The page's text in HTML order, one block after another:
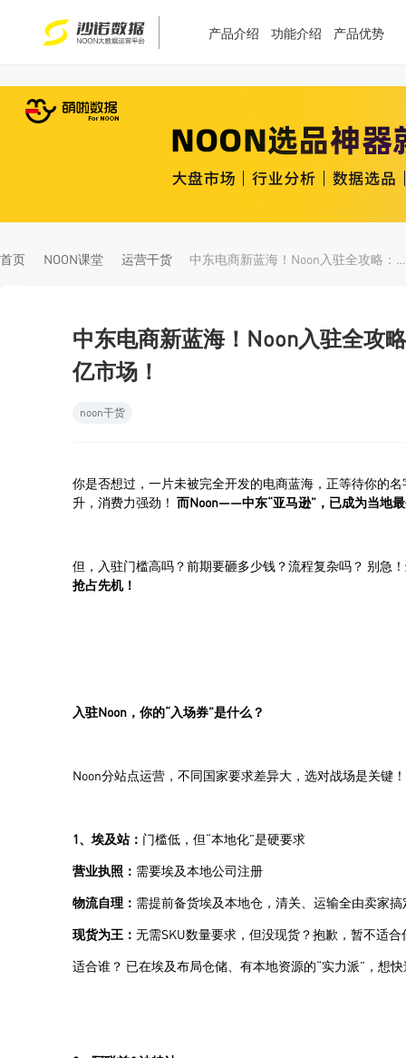
产品介绍 功能介绍 产品优势
首页 NOON课堂 运营干货 中东电商新蓝海！Noon入驻全攻略：零成本入驻，轻松“掘金”百亿市场！
中东电商新蓝海！Noon入驻全攻
亿市场！
noon干货